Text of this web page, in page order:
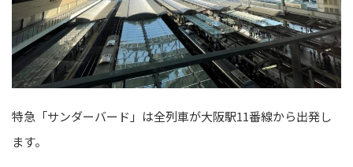
特急「サンダーバード」は全列車が大阪駅11番線から出発し
ます。